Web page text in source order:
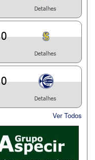
Detalhes
0
Detalhes
0
Detalhes
Ver Todos